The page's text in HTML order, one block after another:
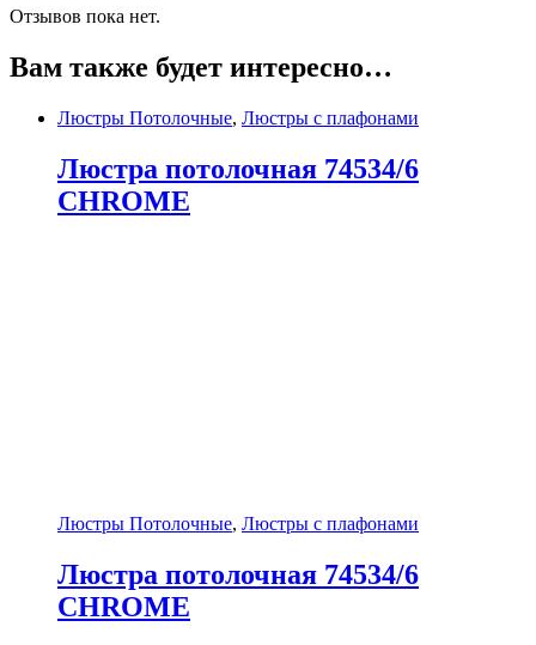
Отзывов пока нет.
Вам также будет интересно…
Люстры Потолочные, Люстры с плафонами
Люстра потолочная 74534/6
CHROME
Люстры Потолочные, Люстры с плафонами
Люстра потолочная 74534/6
CHROME